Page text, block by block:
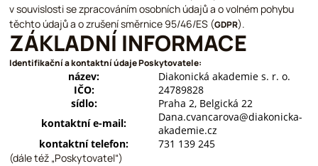
v souvislosti se zpracováním osobních údajů a o volném pohybu
těchto údajů a o zrušení směrnice 95/46/ES (GDPR).
ZÁKLADNÍ INFORMACE
Identifikační a kontaktní údaje Poskytovatele:
název:
Diakonická akademie s. r. o.
IČO:
24789828
sídlo:
Praha 2, Belgická 22
kontaktní e-mail:
Dana.cvancarova@diakonicka-
akademie.cz
kontaktní telefon:
731 139 245
(dále též „Poskytovatel“)